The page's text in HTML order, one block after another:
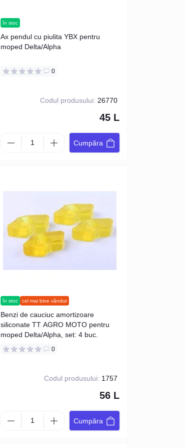
în stoc
Ax pendul cu piulita YBX pentru
moped Delta/Alpha
0
Codul produsului: 26770
45 L
Cumpăra
în stoc cel mai bine vândut
Benzi de cauciuc amortizoare
siliconate TT AGRO MOTO pentru
moped Delta/Alpha, set: 4 buc.
0
Codul produsului: 1757
56 L
Cumpăra